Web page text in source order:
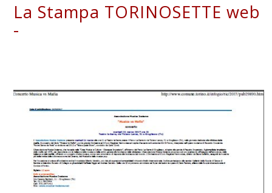
La Stampa TORINOSETTE web
-